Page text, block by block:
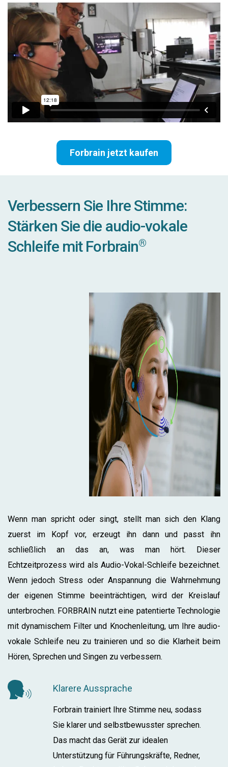
Forbrain jetzt kaufen
Verbessern Sie Ihre Stimme:
Stärken Sie die audio-vokale
Schleife mit Forbrain®
Wenn man spricht oder singt, stellt man sich den Klang
zuerst im Kopf vor, erzeugt ihn dann und passt ihn
schließlich an das an, was man hört. Dieser
Echtzeitprozess wird als Audio-Vokal-Schleife bezeichnet.
Wenn jedoch Stress oder Anspannung die Wahrnehmung
der eigenen Stimme beeinträchtigen, wird der Kreislauf
unterbrochen. FORBRAIN nutzt eine patentierte Technologie
mit dynamischem Filter und Knochenleitung, um Ihre audio-
vokale Schleife neu zu trainieren und so die Klarheit beim
Hören, Sprechen und Singen zu verbessern.
Klarere Aussprache
Forbrain trainiert Ihre Stimme neu, sodass
Sie klarer und selbstbewusster sprechen.
Das macht das Gerät zur idealen
Unterstützung für Führungskräfte, Redner,